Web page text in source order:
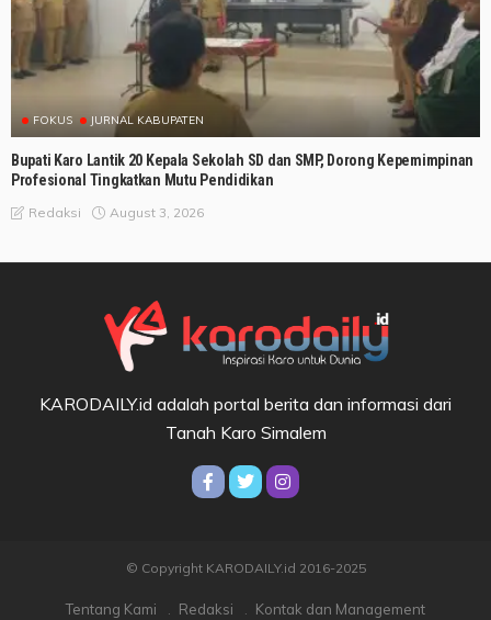
FOKUS JURNAL KABUPATEN
Bupati Karo Lantik 20 Kepala Sekolah SD dan SMP, Dorong Kepemimpinan
Profesional Tingkatkan Mutu Pendidikan
Redaksi August 3, 2026
KARODAILY.id adalah portal berita dan informasi dari
Tanah Karo Simalem
© Copyright KARODAILY.id 2016-2025
Tentang Kami Redaksi Kontak dan Management